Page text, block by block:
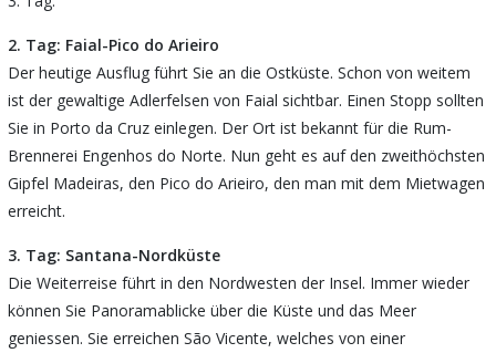
2. Tag: Faial-Pico do Arieiro
Der heutige Ausflug führt Sie an die Ostküste. Schon von weitem
ist der gewaltige Adlerfelsen von Faial sichtbar. Einen Stopp sollten
Sie in Porto da Cruz einlegen. Der Ort ist bekannt für die Rum-
Brennerei Engenhos do Norte. Nun geht es auf den zweithöchsten
Gipfel Madeiras, den Pico do Arieiro, den man mit dem Mietwagen
erreicht.
3. Tag: Santana-Nordküste
Die Weiterreise führt in den Nordwesten der Insel. Immer wieder
können Sie Panoramablicke über die Küste und das Meer
geniessen. Sie erreichen São Vicente, welches von einer